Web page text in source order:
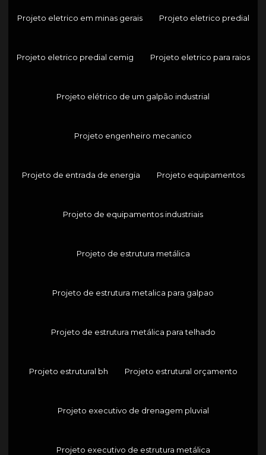
Projeto eletrico em minas gerais Projeto eletrico predial
Projeto eletrico predial cemig Projeto eletrico para raios
Projeto elétrico de um galpão industrial
Projeto engenheiro mecanico
Projeto de entrada de energia Projeto equipamentos
Projeto de equipamentos industriais
Projeto de estrutura metálica
Projeto de estrutura metalica para galpao
Projeto de estrutura metálica para telhado
Projeto estrutural bh Projeto estrutural orçamento
Projeto executivo de drenagem pluvial
Projeto executivo de estrutura metálica